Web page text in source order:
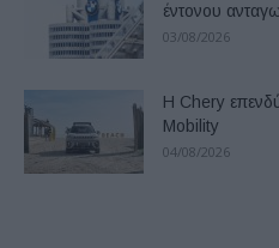
έντονου
03/08/2026
Η Chery
Mobility
04/08/2026